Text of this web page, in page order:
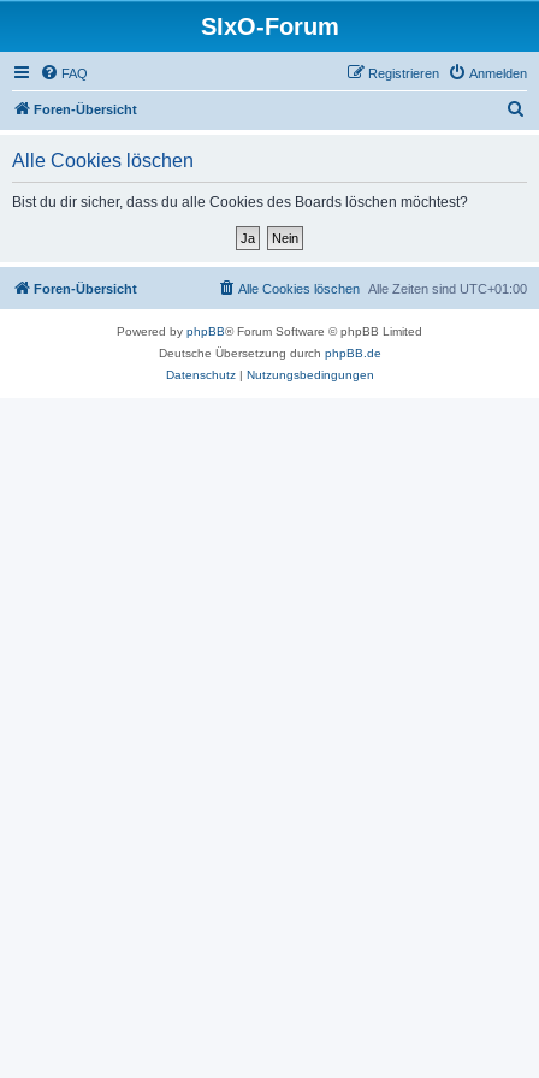
SIxO-Forum
FAQ Anmelden
Registrieren
Foren-Übersicht
Alle Cookies löschen
Bist du dir sicher, dass du alle Cookies des Boards löschen möchtest?
Foren-Übersicht Alle Zeiten sind UTC+01:00
Alle Cookies löschen
Powered by phpBB® Forum Software © phpBB Limited
Deutsche Übersetzung durch phpBB.de
Datenschutz| Nutzungsbedingungen